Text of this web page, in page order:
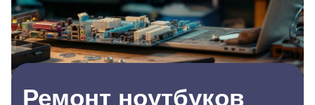
Ремонт ноутбуков